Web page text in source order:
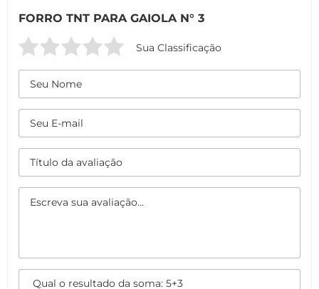
FORRO TNT PARA GAIOLA N° 3
Sua Classificação